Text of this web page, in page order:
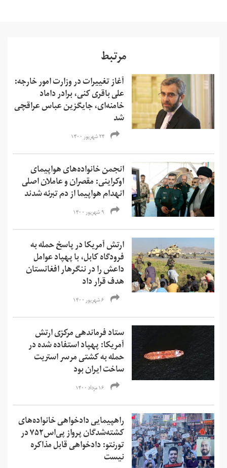
مرتبط
آغاز تغییرات در وزارت امور خارجه:
علی باقری کنی، برادر داماد
خامنه‌ای، جایگزین عباس عراقچی
شد
۲۴ شهریور ۱۴۰۰
انجمن خانواده‌های هواپیمای
اوکراینی: مقصران و عاملان اصلی
انهدام هواپیما از دم تبرئه شدند
۹ شهریور ۱۴۰۰
ارتش آمریکا در پاسخ حمله به
فرودگاه کابل، با پهپاد عوامل
داعش را در ننگرهار افغانستان
هدف قرار داد
۶ شهریور ۱۴۰۰
ستاد فرماندهی مرکزی ارتش
آمریکا: پهپاد استفاده شده در
حمله به کشتی مرسر استریت
ساخت ایران بود
۱۶ مرداد ۱۴۰۰
راهپیمایی دادخواهی خانواده‌های
کشته‌شدگان پرواز پی‌اس۷۵۲ در
تورنتو: دادخواهی قابل مذاکره
نیست